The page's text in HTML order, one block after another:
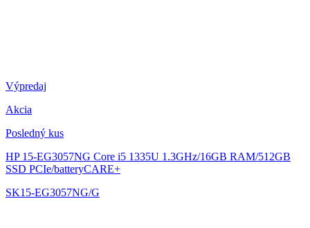
Výpredaj
Akcia
Posledný kus
HP 15-EG3057NG Core i5 1335U 1.3GHz/16GB RAM/512GB
SSD PCIe/batteryCARE+
SK15-EG3057NG/G